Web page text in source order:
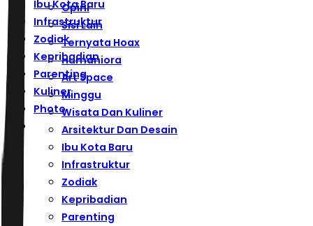
Ibu Kota Baru
Infrastruktur
Zodiak
Kepribadian
Parenting
Kuliner
Photo
Opini
Sisi Lain
Ternyata Hoax
Humaniora
Art Space
Minggu
Wisata Dan Kuliner
Arsitektur Dan Desain
Ibu Kota Baru
Infrastruktur
Zodiak
Kepribadian
Parenting